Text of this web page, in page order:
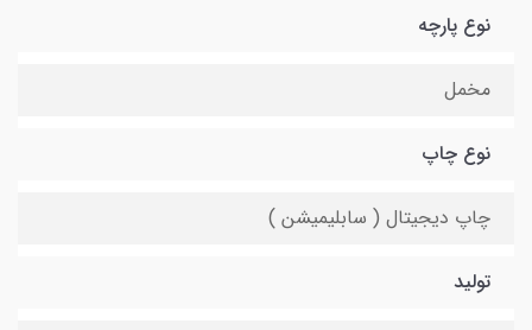
نوع پارچه
مخمل
نوع چاپ
چاپ دیجیتال ( سابلیمیشن )
تولید